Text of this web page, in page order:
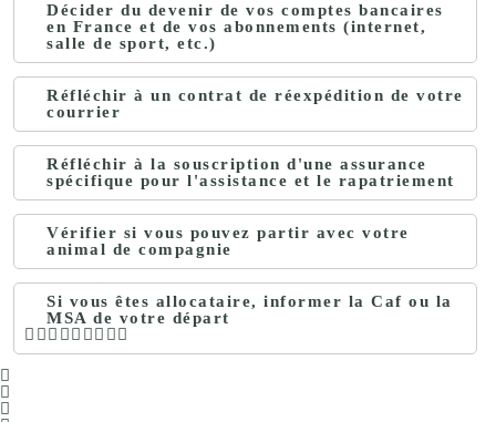
Décider du devenir de vos comptes bancaires
en France et de vos abonnements (internet,
salle de sport, etc.)
Réfléchir à un contrat de réexpédition de votre
courrier
Réfléchir à la souscription d'une assurance
spécifique pour l'assistance et le rapatriement
Vérifier si vous pouvez partir avec votre
animal de compagnie
Si vous êtes allocataire, informer la Caf ou la
MSA de votre départ